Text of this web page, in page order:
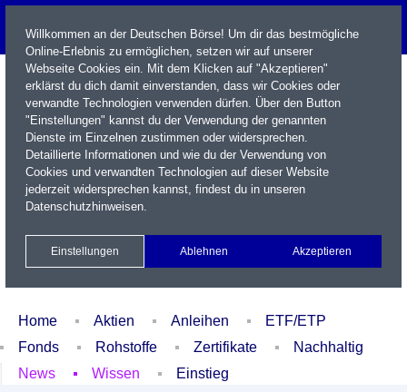
Name / WKN / ISIN / Kürzel
Xetra Realtime
Watchlist Portfolio Login
Home Aktien Anleihen
ETF/ETP
Fonds
Rohstoffe Zertifikate
Nachhaltig
News
Wissen Einstieg
Willkommen an der Deutschen Börse! Um dir das bestmögliche
Online-Erlebnis zu ermöglichen, setzen wir auf unserer
Webseite Cookies ein. Mit dem Klicken auf "Akzeptieren"
erklärst du dich damit einverstanden, dass wir Cookies oder
verwandte Technologien verwenden dürfen. Über den Button
"Einstellungen" kannst du der Verwendung der genannten
Dienste im Einzelnen zustimmen oder widersprechen.
Detaillierte Informationen und wie du der Verwendung von
Cookies und verwandten Technologien auf dieser Website
jederzeit widersprechen kannst, findest du in unseren
Datenschutzhinweisen.
Einstellungen Ablehnen Akzeptieren